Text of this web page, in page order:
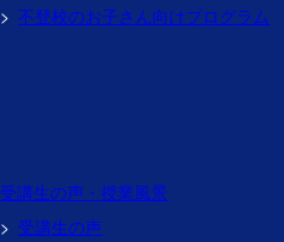
不登校のお子さん向けプログラム
受講生の声・授業風景
受講生の声